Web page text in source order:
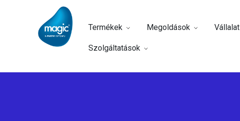
Termékek Megoldások Vállalat
Szolgáltatások